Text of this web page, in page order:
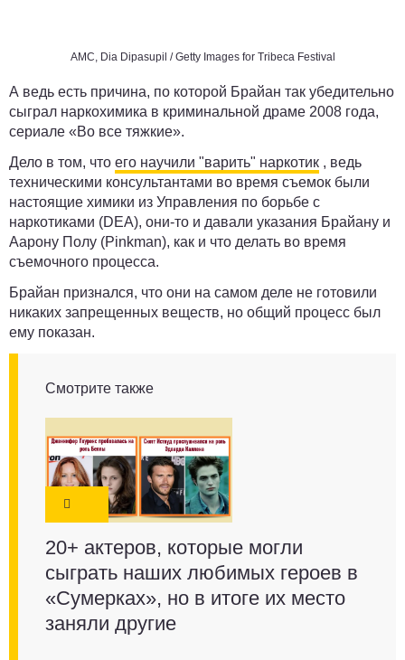
AMC, Dia Dipasupil / Getty Images for Tribeca Festival
А ведь есть причина, по которой Брайан так убедительно
сыграл наркохимика в криминальной драме 2008 года,
сериале «Во все тяжкие».
Дело в том, что его научили "варить" наркотик , ведь
техническими консультантами во время съемок были
настоящие химики из Управления по борьбе с
наркотиками (DEA), они-то и давали указания Брайану и
Аарону Полу (Pinkman), как и что делать во время
съемочного процесса.
Брайан признался, что они на самом деле не готовили
никаких запрещенных веществ, но общий процесс был
ему показан.
Смотрите также
20+ актеров, которые могли
сыграть наших любимых героев в
«Сумерках», но в итоге их место
заняли другие